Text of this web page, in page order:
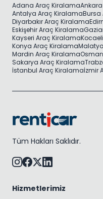
Adana Araç Kiralama
Antalya Araç KiralamaBursa
Diyarbakır Araç Kiralama
Eskişehir Araç Kiralama
Kayseri Araç Kiralama
Konya Araç Kiralama
Mardin Araç Kiralama
Sakarya Araç Kiralama
İstanbul Araç Kiralamaİzmir
Tüm Hakları Saklıdır.
Hizmetlerimiz